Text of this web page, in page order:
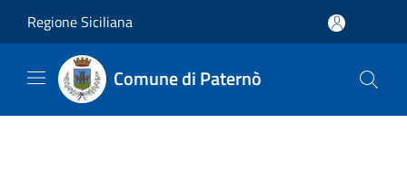
Regione Siciliana
Comune di Paternò